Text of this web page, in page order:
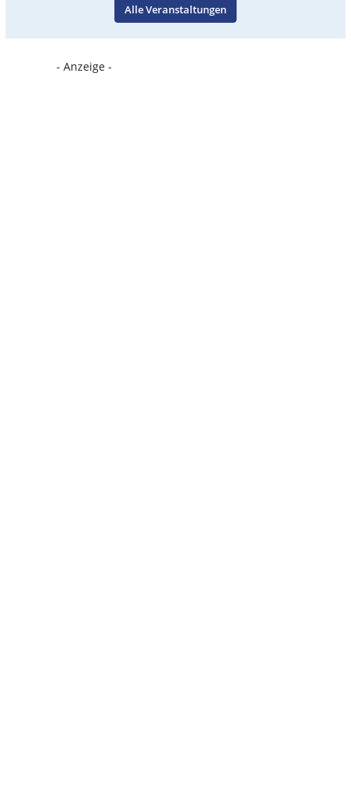
Alle Veranstaltungen
- Anzeige -